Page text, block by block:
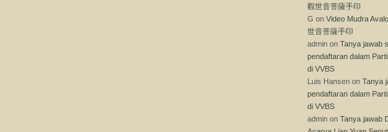
觀世音菩薩手印
G on Video Mudra
世音菩薩手印
admin on Tanya jawab
pendaftaran dalam
di VVBS
Luis Hansen on Tanya
pendaftaran dalam
di VVBS
admin on Tanya jawab